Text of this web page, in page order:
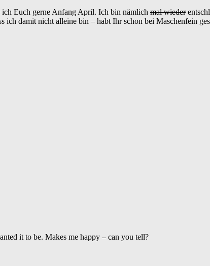
ich Euch gerne Anfang April. Ich bin nämlich mal wieder
damit nicht alleine bin – habt Ihr schon bei Maschenfein
it to be. Makes me happy – can you tell?